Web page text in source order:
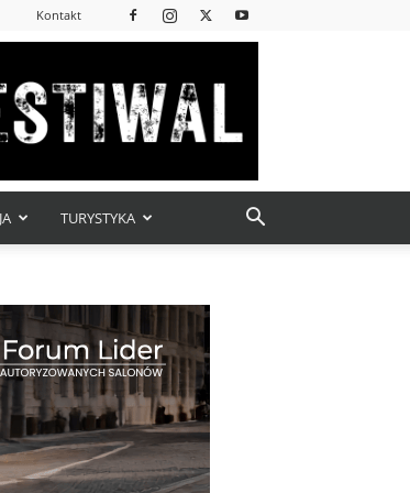
Kontakt
TURYSTYKA